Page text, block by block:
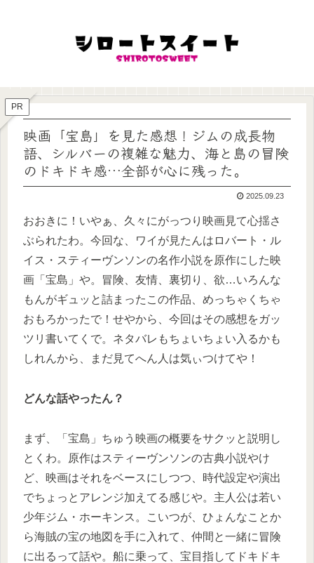
PR
映画「宝島」を見た感想！ジムの成長物
語、シルバーの複雑な魅力、海と島の冒険
のドキドキ感…全部が心に残った。
2025.09.23
おおきに！いやぁ、久々にがっつり映画見て心揺さ
ぶられたわ。今回な、ワイが見たんはロバート・ル
イス・スティーヴンソンの名作小説を原作にした映
画「宝島」や。冒険、友情、裏切り、欲…いろんな
もんがギュッと詰まったこの作品、めっちゃくちゃ
おもろかったで！せやから、今回はその感想をガッ
ツリ書いてくで。ネタバレもちょいちょい入るかも
しれんから、まだ見てへん人は気ぃつけてや！
どんな話やったん？
まず、「宝島」ちゅう映画の概要をサクッと説明し
とくわ。原作はスティーヴンソンの古典小説やけ
ど、映画はそれをベースにしつつ、時代設定や演出
でちょっとアレンジ加えてる感じや。主人公は若い
少年ジム・ホーキンス。こいつが、ひょんなことか
ら海賊の宝の地図を手に入れて、仲間と一緒に冒険
に出るって話や。船に乗って、宝目指してドキドキ